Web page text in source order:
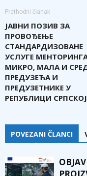
Prethodni članak
ЈАВНИ ПОЗИВ ЗА
ПРОВОЂЕЊЕ
СТАНДАРДИЗОВАНЕ
УСЛУГЕ
МИКРО, МАЛА И
ПРЕДУЗЕЋА И
ПРЕДУЗЕТНИКЕ У
РЕПУБЛИЦИ СРПСКОЈ
POVEZANI ČLANCI